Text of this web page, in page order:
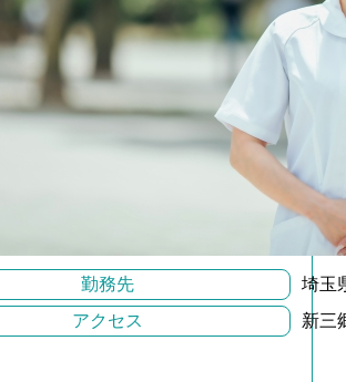
勤務先
埼玉
アクセス
新三